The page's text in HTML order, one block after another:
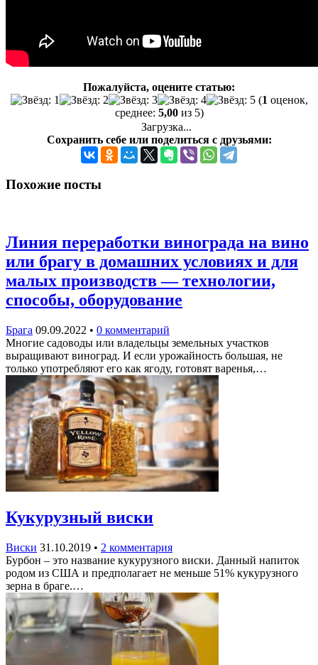
Пожалуйста, оцените статью:
(1 оценок,
среднее: 5,00из 5)
Загрузка...
Сохранить себе или поделиться с друзьями:
Похожие посты
Линия переработки винограда на вино
или брагу в домашних условиях и для
малых производств — технологии,
способы, оборудование
Брага 09.09.2022 • 0 комментарий
Многие садоводы или владельцы земельных участков
выращивают виноград. И если урожайность большая, не
только употребляют его как ягоду, готовят варенья,…
Кукурузный виски
Виски 31.10.2019 • 2 комментария
Бурбон – это название кукурузного виски. Данный напиток
родом из США и предполагает не меньше 51% кукурузного
зерна в браге.…